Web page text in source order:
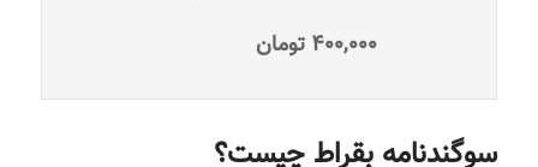
400,000 تومان
سوگند‌نامه بقراط چیست؟